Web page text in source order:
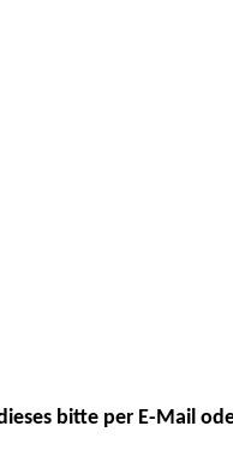
bitte per E-Mail